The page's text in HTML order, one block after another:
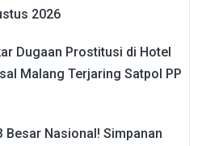
2026
Dugaan Prostitusi di Hotel
Malang Terjaring Satpol PP
Besar Nasional! Simpanan